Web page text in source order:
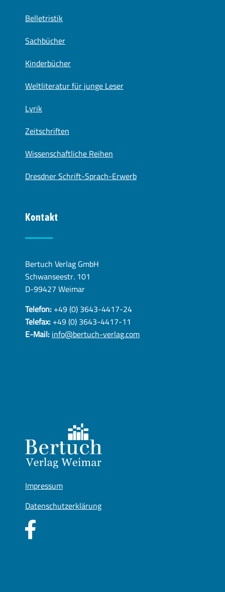
Belletristik
Sachbücher
Kinderbücher
Weltliteratur für junge Leser
Lyrik
Zeitschriften
Wissenschaftliche Reihen
Dresdner Schrift-Sprach-Erwerb
Kontakt
Bertuch Verlag GmbH
Schwanseestr. 101
D-99427 Weimar
Telefon:+49 (0) 3643-4417-24
Telefax:+49 (0) 3643-4417-11
E-Mail:info@bertuch-verlag.com
Impressum
Datenschutzerklärung